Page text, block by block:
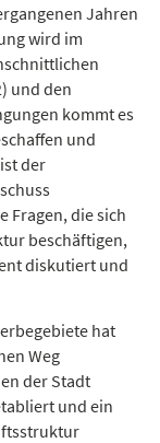
Jahren
wird im
und den
kommt es
und
der
Fragen, die sich
beschäftigen,
diskutiert und
hat
Weg
der Stadt
und ein